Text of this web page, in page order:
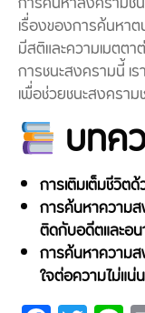
เรื่องของการค้นหา
มีสติและความเมตต
การชนะสงครามนี้ เ
เพื่อช่วยชนะสงครา
บทค
การเติมเต็มชีวิ
การค้นหาความ
ติดกับอดีตและอ
การค้นหาความ
ใจต่อความไม่แน่